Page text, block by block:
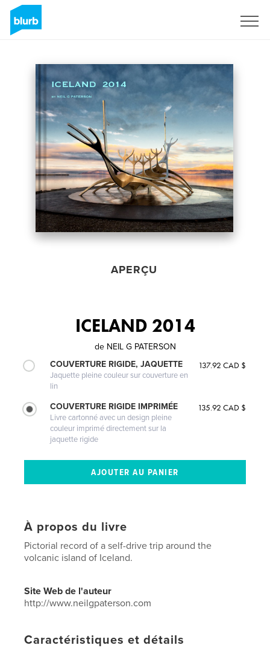
APERÇU
ICELAND 2014
de NEIL G PATERSON
COUVERTURE RIGIDE, JAQUETTE
Jaquette pleine couleur sur couverture en
lin
137.92 CAD $
COUVERTURE RIGIDE IMPRIMÉE
Livre cartonné avec un design pleine
couleur imprimé directement sur la
jaquette rigide
135.92 CAD $
À propos du livre
Pictorial record of a self-drive trip around the
volcanic island of Iceland.
Site Web de l'auteur
http://www.neilgpaterson.com
Caractéristiques et détails